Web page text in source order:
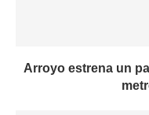
Arroyo estrena un